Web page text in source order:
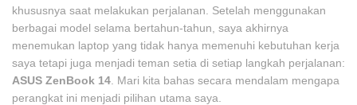
khususnya saat melakukan perjalanan. Setelah menggunakan
berbagai model selama bertahun-tahun, saya akhirnya
menemukan laptop yang tidak hanya memenuhi kebutuhan kerja
saya tetapi juga menjadi teman setia di setiap langkah perjalanan:
ASUS ZenBook 14 . Mari kita bahas secara mendalam mengapa
perangkat ini menjadi pilihan utama saya.